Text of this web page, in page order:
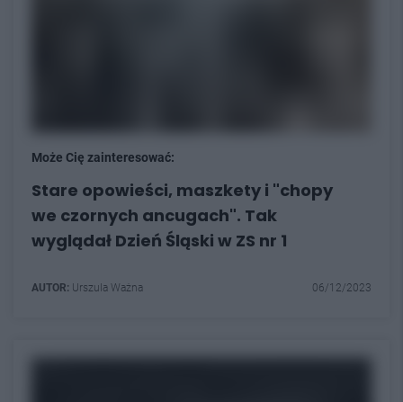
Może Cię zainteresować:
Stare opowieści, maszkety i "chopy
we czornych ancugach". Tak
wyglądał Dzień Śląski w ZS nr 1
AUTOR: Urszula Ważna 06/12/2023